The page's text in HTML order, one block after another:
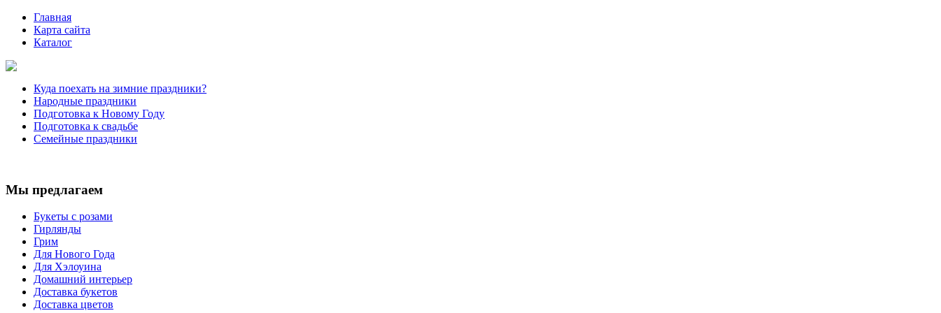
Главная
Карта сайта
Каталог
Куда поехать на зимние праздники?
Народные праздники
Подготовка к Новому Году
Подготовка к свадьбе
Семейные праздники
Мы предлагаем
Букеты с розами
Гирлянды
Грим
Для Нового Года
Для Хэлоуина
Домашний интерьер
Доставка букетов
Доставка цветов